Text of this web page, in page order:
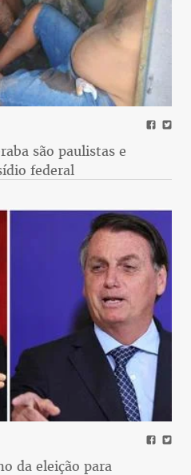
são paulistas e
federal
da eleição para